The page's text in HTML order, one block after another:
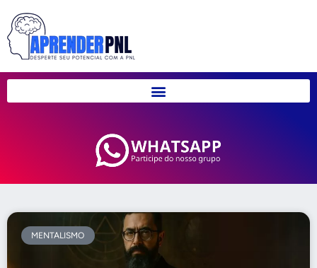
MENTALISMO